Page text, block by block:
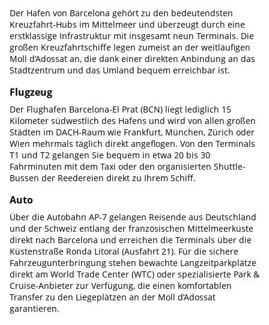
Der Hafen von Barcelona gehört zu den bedeutendsten
Kreuzfahrt-Hubs im Mittelmeer und überzeugt durch eine
erstklassige Infrastruktur mit insgesamt neun Terminals. Die
großen Kreuzfahrtschiffe legen zumeist an der weitläufigen
Moll d’Adossat an, die dank einer direkten Anbindung an das
Stadtzentrum und das Umland bequem erreichbar ist.
Flugzeug
Der Flughafen Barcelona-El Prat (BCN) liegt lediglich 15
Kilometer südwestlich des Hafens und wird von allen großen
Städten im DACH-Raum wie Frankfurt, München, Zürich oder
Wien mehrmals täglich direkt angeflogen. Von den Terminals
T1 und T2 gelangen Sie bequem in etwa 20 bis 30
Fahrminuten mit dem Taxi oder den organisierten Shuttle-
Bussen der Reedereien direkt zu Ihrem Schiff.
Auto
Über die Autobahn AP-7 gelangen Reisende aus Deutschland
und der Schweiz entlang der französischen Mittelmeerküste
direkt nach Barcelona und erreichen die Terminals über die
Küstenstraße Ronda Litoral (Ausfahrt 21). Für die sichere
Fahrzeugunterbringung stehen bewachte Langzeitparkplätze
direkt am World Trade Center (WTC) oder spezialisierte Park &
Cruise-Anbieter zur Verfügung, die einen komfortablen
Transfer zu den Liegeplätzen an der Moll d’Adossat
garantieren.